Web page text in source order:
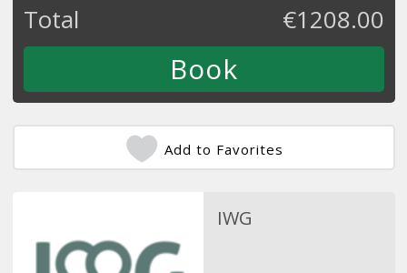
Total
€1208.00
Add to Favorites
IWG